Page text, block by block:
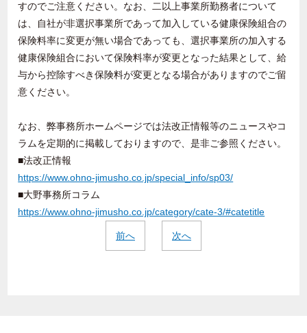
すのでご注意ください。なお、二以上事業所勤務者について
は、自社が非選択事業所であって加入している健康保険組合の
保険料率に変更が無い場合であっても、選択事業所の加入する
健康保険組合において保険料率が変更となった結果として、給
与から控除すべき保険料が変更となる場合がありますのでご留
意ください。
なお、弊事務所ホームページでは法改正情報等のニュースやコ
ラムを定期的に掲載しておりますので、是非ご参照ください。
■法改正情報
https://www.ohno-jimusho.co.jp/special_info/sp03/
■大野事務所コラム
https://www.ohno-jimusho.co.jp/category/cate-3/#catetitle
前へ 次へ